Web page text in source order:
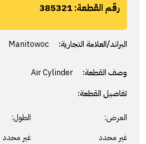
رقم القطعة:385321
البراند/العلامة التجارية: Manitowoc
وصف القطعة:
Air Cylinder
تفاصيل القطعة:
العرض:
غير محدد
الطول:
غير محدد